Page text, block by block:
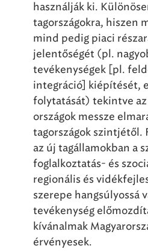
használják ki.
tagországokra, hiszen
mind pedig piaci
jelentőségét (pl.
tevékenységek [pl.
integráció] kiépítését,
folytatását) tekintve
országok messze
tagországok szintjétől.
az új tagállamokban a
foglalkoztatás- és
regionális és
szerepe hangsúlyossá
tevékenység
kívánalmak
érvényesek.